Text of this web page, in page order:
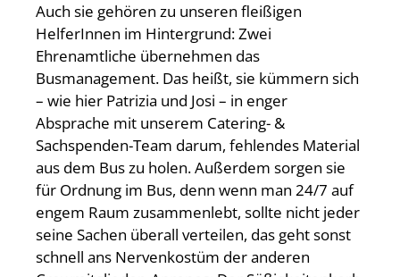
Auch sie gehören zu unseren fleißigen
HelferInnen im Hintergrund: Zwei
Ehrenamtliche übernehmen das
Busmanagement. Das heißt, sie kümmern sich
– wie hier Patrizia und Josi – in enger
Absprache mit unserem Catering- &
Sachspenden-Team darum, fehlendes Material
aus dem Bus zu holen. Außerdem sorgen sie
für Ordnung im Bus, denn wenn man 24/7 auf
engem Raum zusammenlebt, sollte nicht jeder
seine Sachen überall verteilen, das geht sonst
schnell ans Nervenkostüm der anderen